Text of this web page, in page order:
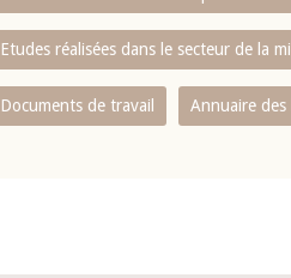
Etudes réalisées dans le secteur de la
Documents de travail Annuaire